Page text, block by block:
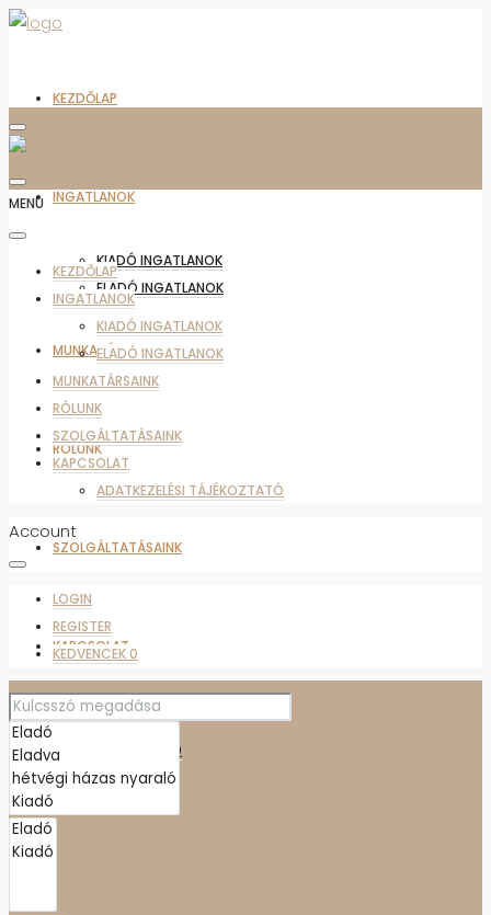
KEZDŐLAP
INGATLANOK
KIADÓ INGATLANOK
ELADÓ INGATLANOK
MUNKATÁRSAINK
RÓLUNK
SZOLGÁLTATÁSAINK
KAPCSOLAT
ADATKEZELÉSI TÁJÉKOZTATÓ
0
MENU
KEZDŐLAP
INGATLANOK
KIADÓ INGATLANOK
ELADÓ INGATLANOK
MUNKATÁRSAINK
RÓLUNK
SZOLGÁLTATÁSAINK
KAPCSOLAT
ADATKEZELÉSI TÁJÉKOZTATÓ
Account
LOGIN
REGISTER
KEDVENCEK0